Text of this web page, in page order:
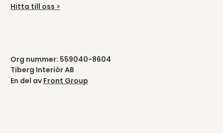
Hitta till oss >
Org nummer: 559040-8604
Tiberg Interiör AB
En del av Front Group